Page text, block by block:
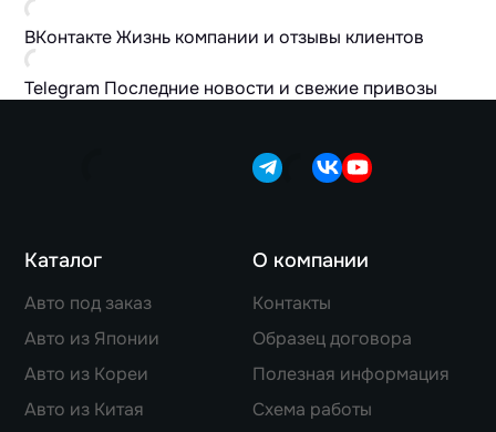
ВКонтактеЖизнь компании и отзывы клиентов
Telegram Последние новости и свежие привозы
Каталог
Авто под заказ
Авто из Японии
Авто из Кореи
Авто из Китая
О компании
Контакты
Образец договора
Полезная информация
Схема работы